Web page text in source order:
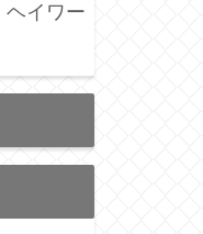
ヘイワー